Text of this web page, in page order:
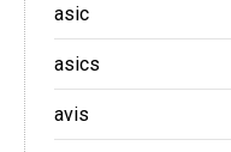
asic
asics
avis